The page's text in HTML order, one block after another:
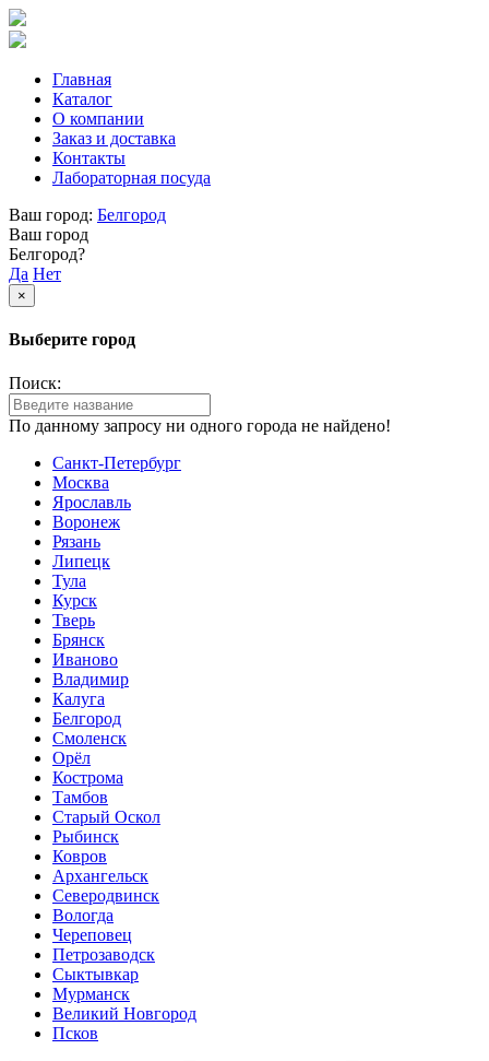
Главная
Каталог
О компании
Заказ и доставка
Контакты
Лабораторная посуда
Ваш город: Белгород
Ваш город
Белгород?
Да Нет
×
Выберите город
Поиск:
По данному запросу ни одного города не найдено!
Санкт-Петербург
Москва
Ярославль
Воронеж
Рязань
Липецк
Тула
Курск
Тверь
Брянск
Иваново
Владимир
Калуга
Белгород
Смоленск
Орёл
Кострома
Тамбов
Старый Оскол
Рыбинск
Ковров
Архангельск
Северодвинск
Вологда
Череповец
Петрозаводск
Сыктывкар
Мурманск
Великий Новгород
Псков